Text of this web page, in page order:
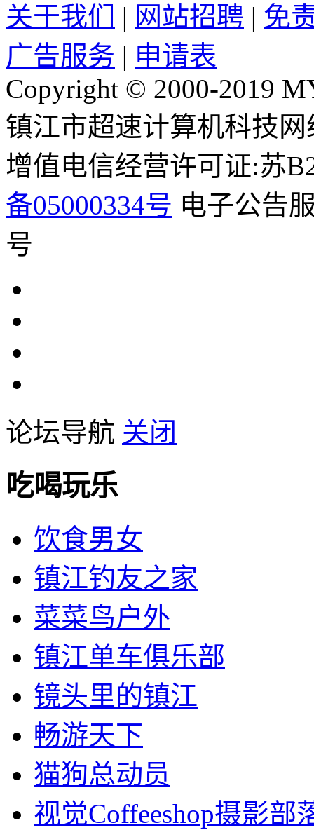
关于我们 | 网站招聘 | 免
广告服务 | 申请表
Copyright © 2000-2019
镇江市超速计算机科技
增值电信经营许可证:苏
备05000334号 电子公告
号
论坛导航 关闭
吃喝玩乐
饮食男女
镇江钓友之家
菜菜鸟户外
镇江单车俱乐部
镜头里的镇江
畅游天下
猫狗总动员
视觉Coffeeshop摄影部